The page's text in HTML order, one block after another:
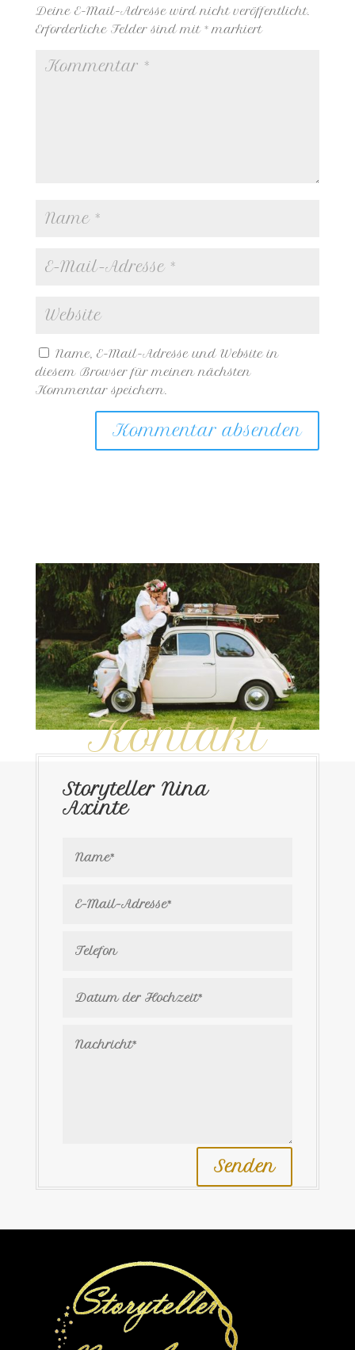
Deine E-Mail-Adresse wird nicht veröffentlicht.
Erforderliche Felder sind mit *markiert
Name, E-Mail-Adresse und Website in
diesem Browser für meinen nächsten
Kommentar speichern.
Kontakt
Storyteller Nina
Axinte
Senden